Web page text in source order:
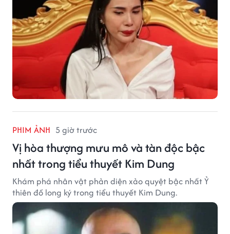
PHIM ẢNH 5 giờ trước
Vị hòa thượng mưu mô và tàn độc bậc
nhất trong tiểu thuyết Kim Dung
Khám phá nhân vật phản diện xảo quyệt bậc nhất Ỷ
thiên đồ long ký trong tiểu thuyết Kim Dung.